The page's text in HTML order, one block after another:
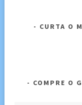
CURTA O
COMPRE O